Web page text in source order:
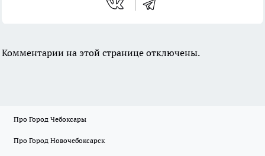
Комментарии на этой странице отключены.
Про Город Чебоксары
Про Город Новочебоксарск